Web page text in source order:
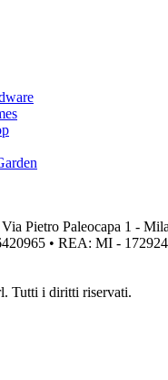
Pietro Paleocapa 1 -
• REA: MI -
Tutti i diritti riservati.